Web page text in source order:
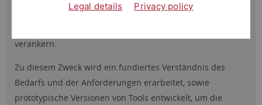
Einsatz von Tools nicht nur zu identifizieren, sondern sie
verankern.
Zu diesem Zweck wird ein fundiertes Verständnis des
Bedarfs und der Anforderungen erarbeitet, sowie
prototypische Versionen von Tools entwickelt, um die
Legal details Privacy policy